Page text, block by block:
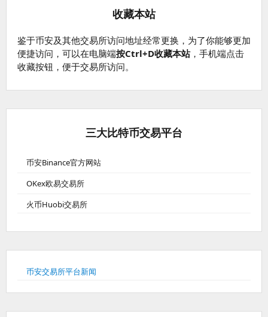
收藏本站
鉴于币安及其他交易所访问地址经常更换，为了你能够更加
便捷访问，可以在电脑端按Ctrl+D收藏本站，手机端点击
收藏按钮，便于交易所访问。
三大比特币交易平台
币安Binance官方网站
OKex欧易交易所
火币Huobi交易所
币安交易所平台新闻